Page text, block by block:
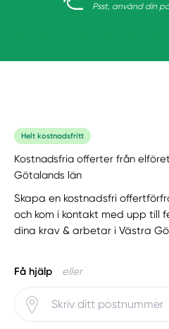
Psst, använd din
Helt kostnadsfritt
Kostnadsfria offerter från
Götalands län
Skapa en kostnadsfri
och kom i kontakt med upp till
dina krav & arbetar i Västra
Få hjälp eller